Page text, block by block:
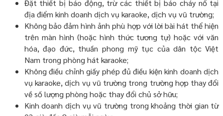
Đặt thiết bị báo động, trừ các thiết bị báo cháy nổ tại
địa điểm kinh doanh dịch vụ karaoke, dịch vụ vũ trường;
Không bảo đảm hình ảnh phù hợp với lời bài hát thể hiện
trên màn hình (hoặc hình thức tương tự) hoặc với văn
hóa, đạo đức, thuần phong mỹ tục của dân tộc Việt
Nam trong phòng hát karaoke;
Không điều chỉnh giấy phép đủ điều kiện kinh doanh dịch
vụ karaoke, dịch vụ vũ trường trong trường hợp thay đổi
về số lượng phòng hoặc thay đổi chủ sở hữu;
Kinh doanh dịch vụ vũ trường trong khoảng thời gian từ